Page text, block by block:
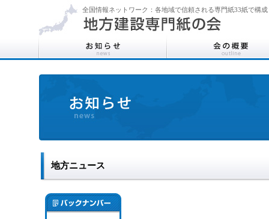
全国情報ネットワーク：各地域で信頼される専門紙33紙で構成
地方ニュース